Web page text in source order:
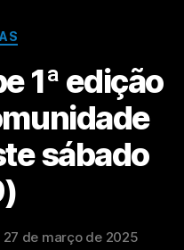
1ª edição
sábado
27 de março de 2025